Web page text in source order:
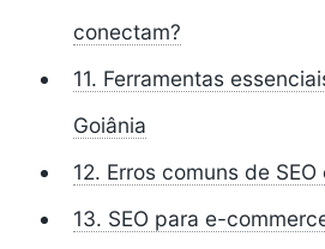
conectam?
11. Ferramentas
Goiânia
12. Erros comuns de
13. SEO para e-